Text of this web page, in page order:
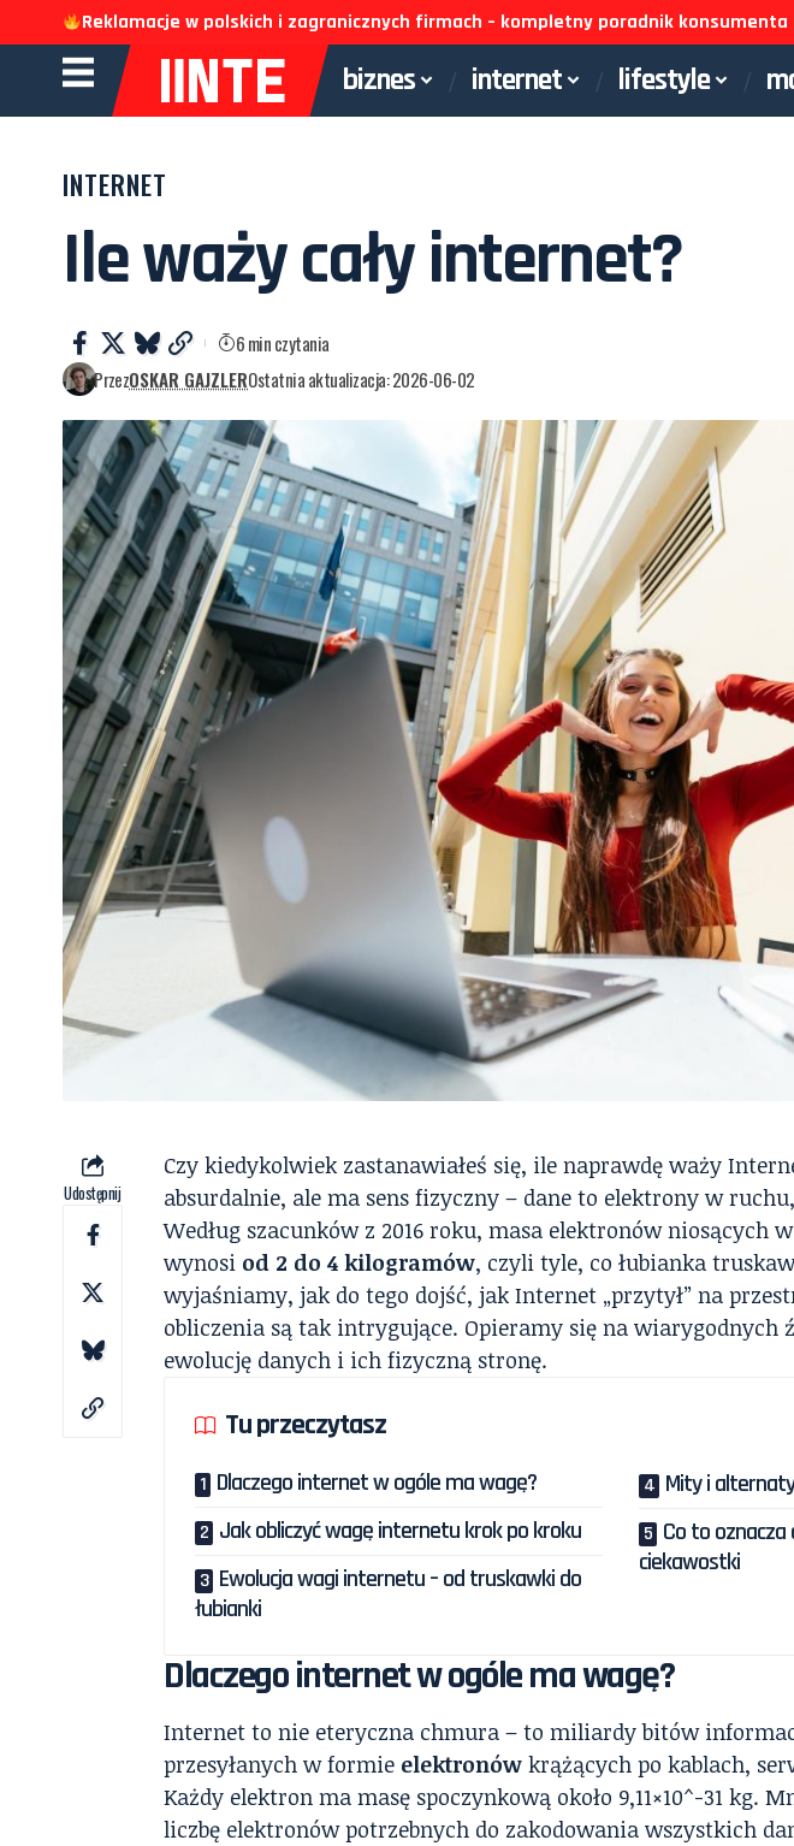
Reklamacje w polskich i zagranicznych firmach – kompletny poradnik konsumenta
biznes internet lifestyle
INTERNET
Ile waży cały internet?
PrzezOSKAR GAJZLEROstatnia aktualizacja: 2026-06-02
6 min czytania
Udostępnij
Czy kiedykolwiek zastanawiałeś się, ile naprawdę waży
absurdalnie, ale ma sens fizyczny – dane to elektrony w
Według szacunków z 2016 roku, masa elektronów niosących
wynosi od 2 do 4 kilogramów, czyli tyle, co łubianka
wyjaśniamy, jak do tego dojść, jak Internet „przytył” na
obliczenia są tak intrygujące. Opieramy się na wiarygodnych
ewolucję danych i ich fizyczną stronę.
Tu przeczytasz
Dlaczego internet w ogóle ma wagę?
Jak obliczyć wagę internetu krok po kroku
Ewolucja wagi internetu – od truskawki do
łubianki
Mity i
Co to oznacza
ciekawostki
Dlaczego internet w ogóle ma wagę?
Internet to nie eteryczna chmura – to miliardy bitów
przesyłanych w formie elektronów krążących po kablach,
Każdy elektron ma masę spoczynkową około 9,11×10^-31 kg.
liczbę elektronów potrzebnych do zakodowania wszystkich